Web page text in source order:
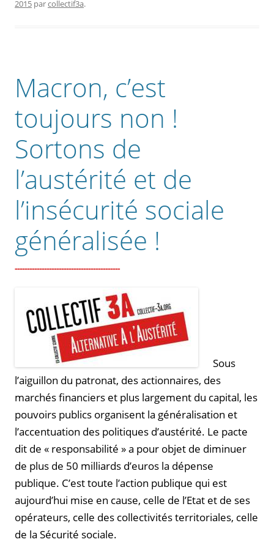
2015 parcollectif3a.
Macron, c’est
toujours non !
Sortons de
l’austérité et de
l’insécurité sociale
généralisée !
Sous
l’aiguillon du patronat, des actionnaires, des
marchés financiers et plus largement du capital, les
pouvoirs publics organisent la généralisation et
l’accentuation des politiques d’austérité. Le pacte
dit de « responsabilité » a pour objet de diminuer
de plus de 50 milliards d’euros la dépense
publique. C’est toute l’action publique qui est
aujourd’hui mise en cause, celle de l’Etat et de ses
opérateurs, celle des collectivités territoriales, celle
de la Sécurité sociale.